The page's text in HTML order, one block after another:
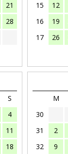
21
28
15
12
16
19
17
26
S
4
11
18
M
30
31
2
32
9